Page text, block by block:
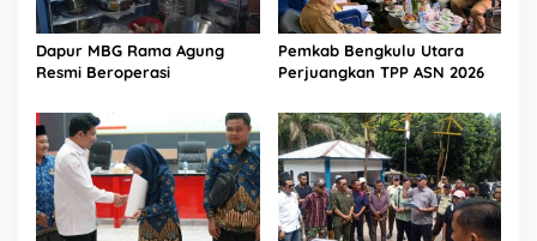
Dapur MBG Rama Agung
Resmi Beroperasi
Pemkab Bengkulu Utara
Perjuangkan TPP ASN 2026